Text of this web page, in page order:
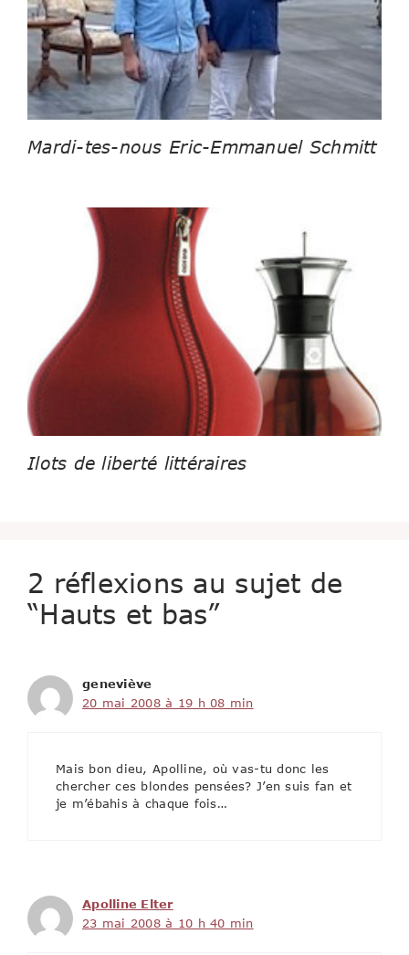
Mardi-tes-nous Eric-Emmanuel Schmitt
Ilots de liberté littéraires
2 réflexions au sujet de
“Hauts et bas”
geneviève
20 mai 2008 à 19 h 08 min
Mais bon dieu, Apolline, où vas-tu donc les
chercher ces blondes pensées? J’en suis fan et
je m’ébahis à chaque fois…
Apolline Elter
23 mai 2008 à 10 h 40 min